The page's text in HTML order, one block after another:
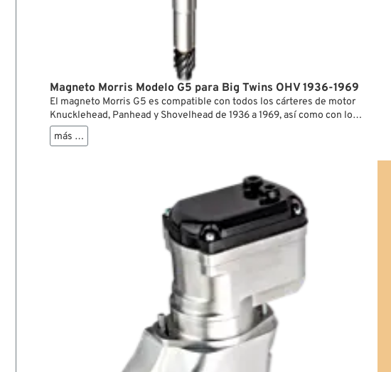
Magneto Morris Modelo G5 para Big Twins OHV 1936-1969
El magneto Morris G5 es compatible con todos los cárteres de motor
Knucklehead, Panhead y Shovelhead de 1936 a 1969, así como con los
cárteres de repuesto equivalentes, en sustitución del distribuidor de
encendido original. Incorpora un mecanismo de resorte helicoidal con
cuerpo con desplazamiento del eje facilita el montaje—sin
interferencias con los tubos de los empujadores ni con la base del
más …